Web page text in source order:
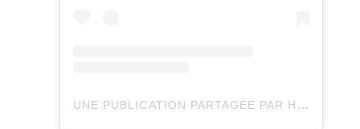
UNE PUBLICATION PARTAGÉE PAR HUGO NEW ROMANCE (@HUGONEWROMANCE)